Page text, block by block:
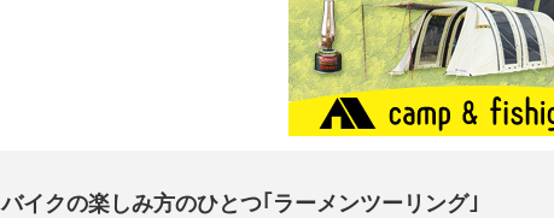
バイクの楽しみ方のひとつ｢ラーメンツーリング｣